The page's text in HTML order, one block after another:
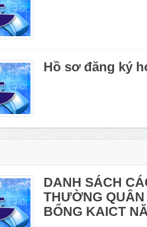
Hồ sơ đăng ký
DANH SÁCH
THƯỜNG QUÂN
BỔNG KAICT